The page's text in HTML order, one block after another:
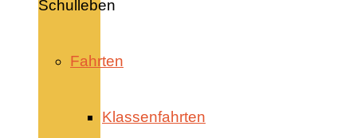
Schulleben
Fahrten
Klassenfahrten